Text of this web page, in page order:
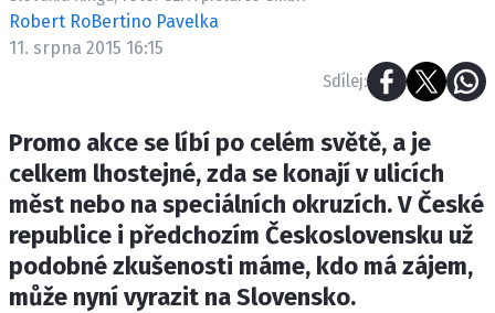
ETICKÝ KODEX
OSOBNÍ ÚDAJE / COOKIES
Provozovatelem serveru F1NEWS.cz je
INCORP MEDIA GROUP s.r.o., IČ: 118 23 054
Robert RoBertino Pavelka
11. srpna 2015 16:15
Sdílej:
Promo akce se líbí po celém světě, a je
celkem lhostejné, zda se konají v ulicích
měst nebo na speciálních okruzích. V České
republice i předchozím Československu už
podobné zkušenosti máme, kdo má zájem,
může nyní vyrazit na Slovensko.